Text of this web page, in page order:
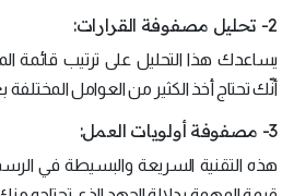
2- تحليل مصفوفة القرارات:
يساعدك هذا التحليل على ترتيب قائمة
أنّك تحتاج أخذ الكثير من العوامل المختلفة
3- مصفوفة أولويات العمل:
هذه التقنية السريعة والبسيطة في